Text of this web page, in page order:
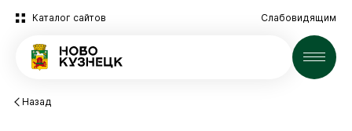
Каталог сайтов Слабовидящим
Новости
Назад